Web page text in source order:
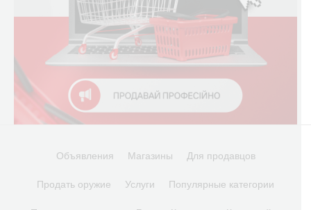
Объявления Магазины Для продавцов
Продать оружие Услуги Популярные категории